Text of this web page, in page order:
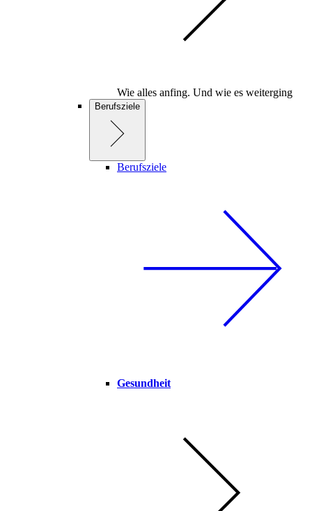
Wie alles anfing. Und wie es weiterging
Berufsziele
Berufsziele
Gesundheit